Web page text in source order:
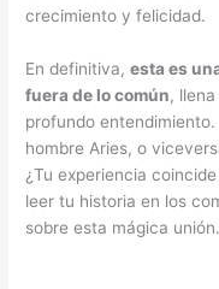
crecimiento y felicidad.
En definitiva,esta es
fuera de lo común,
profundo
hombre Aries, o
¿Tu experiencia
leer tu historia en los
sobre esta mágica unión.